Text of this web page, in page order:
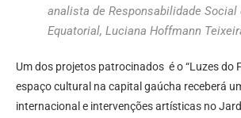
analista de Responsabilidade Social
Equatorial, Luciana Hoffmann
Um dos projetos patrocinados é o “Luzes do
espaço cultural na capital gaúcha receberá
internacional e intervenções artísticas no